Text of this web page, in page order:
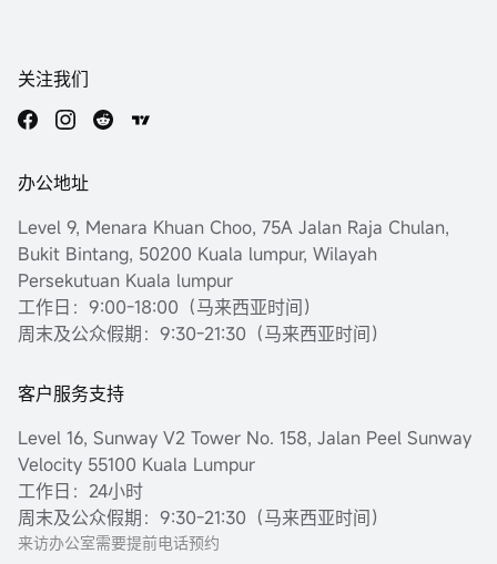
关注我们
办公地址
Level 9, Menara Khuan Choo, 75A Jalan Raja Chulan,
Bukit Bintang, 50200 Kuala lumpur, Wilayah
Persekutuan Kuala lumpur
工作日：9:00-18:00（马来西亚时间）
周末及公众假期：9:30-21:30（马来西亚时间）
客户服务支持
Level 16, Sunway V2 Tower No. 158, Jalan Peel Sunway
Velocity 55100 Kuala Lumpur
工作日：24小时
周末及公众假期：9:30-21:30（马来西亚时间）
来访办公室需要提前电话预约